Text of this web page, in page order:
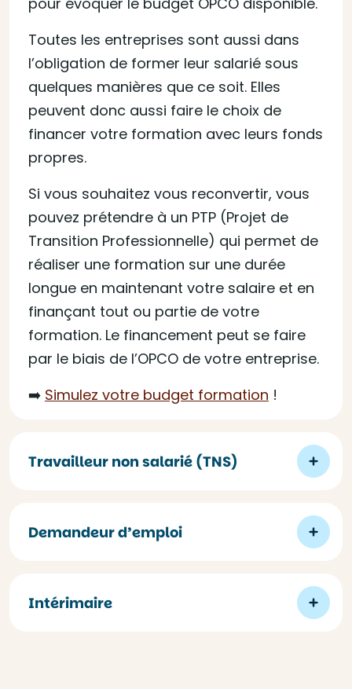
Toutes les entreprises sont aussi dans
l’obligation de former leur salarié sous
quelques manières que ce soit. Elles
peuvent donc aussi faire le choix de
financer votre formation avec leurs fonds
propres.
Si vous souhaitez vous reconvertir, vous
pouvez prétendre à un PTP (Projet de
Transition Professionnelle) qui permet de
réaliser une formation sur une durée
longue en maintenant votre salaire et en
finançant tout ou partie de votre
formation. Le financement peut se faire
par le biais de l’OPCO de votre entreprise.
➡️ Simulez votre budget formation !
Travailleur non salarié (TNS)
Demandeur d’emploi
Intérimaire